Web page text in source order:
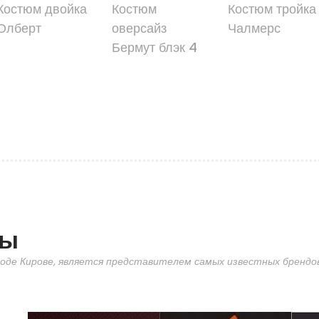
двойка
Костюм
оверсайз
Бермут блэк 4
Костюм тройка
Чалмерс
Кирове, является представителем самых известных